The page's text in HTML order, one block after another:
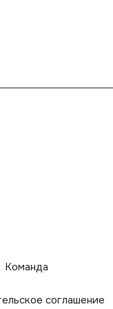
Команда
соглашение